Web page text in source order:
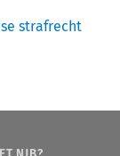
strafrecht